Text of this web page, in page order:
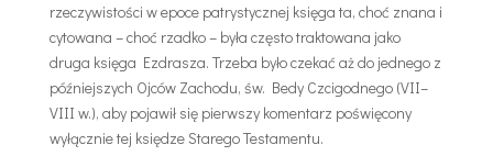
rzeczywistości w epoce patrystycznej księga ta, choć znana i
cytowana – choć rzadko – była często traktowana jako
druga księga Ezdrasza. Trzeba było czekać aż do jednego z
późniejszych Ojców Zachodu, św. Bedy Czcigodnego (VII–
VIII w.), aby pojawił się pierwszy komentarz poświęcony
wyłącznie tej księdze Starego Testamentu.